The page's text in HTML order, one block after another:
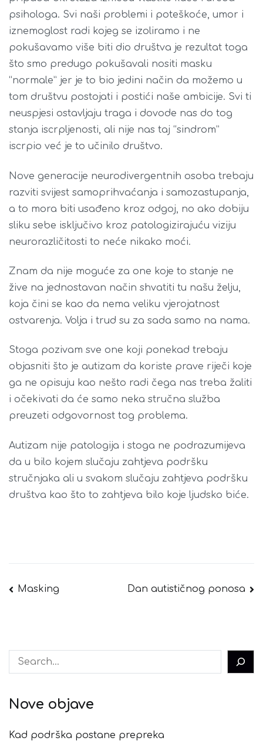
psihologa. Svi naši problemi i poteškoće, umor i
iznemoglost radi kojeg se izoliramo i ne
pokušavamo više biti dio društva je rezultat toga
što smo predugo pokušavali nositi masku
“normale” jer je to bio jedini način da možemo u
tom društvu postojati i postići naše ambicije. Svi ti
neuspjesi ostavljaju traga i dovode nas do tog
stanja iscrpljenosti, ali nije nas taj “sindrom”
iscrpio već je to učinilo društvo.
Nove generacije neurodivergentnih osoba trebaju
razviti svijest samoprihvaćanja i samozastupanja,
a to mora biti usađeno kroz odgoj, no ako dobiju
sliku sebe isključivo kroz patologizirajuću viziju
neurorazličitosti to neće nikako moći.
Znam da nije moguće za one koje to stanje ne
žive na jednostavan način shvatiti tu našu želju,
koja čini se kao da nema veliku vjerojatnost
ostvarenja. Volja i trud su za sada samo na nama.
Stoga pozivam sve one koji ponekad trebaju
objasniti što je autizam da koriste prave riječi koje
ga ne opisuju kao nešto radi čega nas treba žaliti
i očekivati da će samo neka stručna služba
preuzeti odgovornost tog problema.
Autizam nije patologija i stoga ne podrazumijeva
da u bilo kojem slučaju zahtjeva podršku
stručnjaka ali u svakom slučaju zahtjeva podršku
društva kao što to zahtjeva bilo koje ljudsko biće.
Navigacija
Masking Dan autističnog ponosa
Pretraga
Nove objave
Kad podrška postane prepreka